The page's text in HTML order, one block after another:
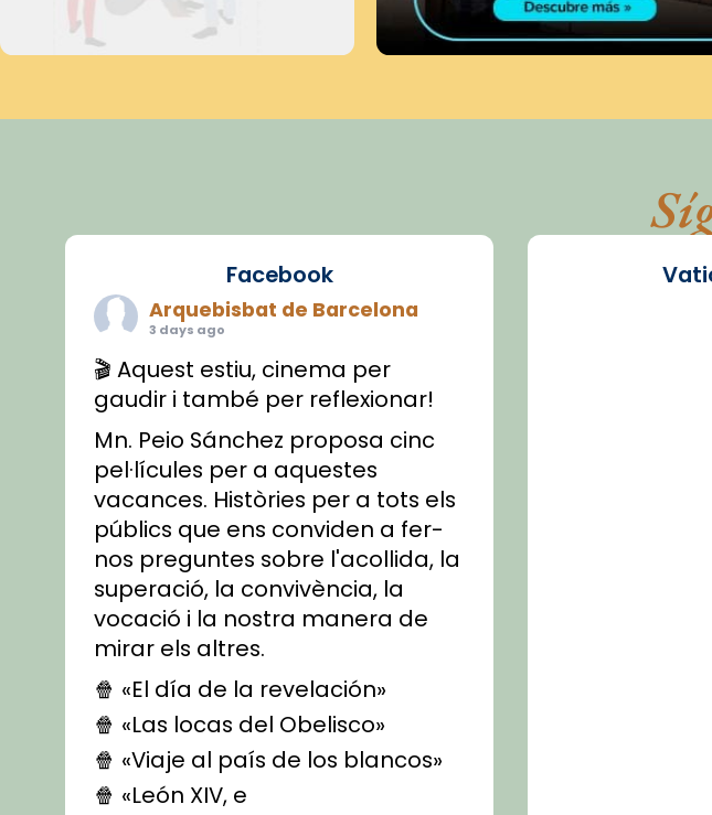
Facebook
Arquebisbat de Barcelona
3 days ago
🎬 Aquest estiu, cinema per
gaudir i també per reflexionar!
Mn. Peio Sánchez proposa cinc
pel·lícules per a aquestes
vacances. Històries per a tots els
públics que ens conviden a fer-
nos preguntes sobre l'acollida, la
superació, la convivència, la
vocació i la nostra manera de
mirar els altres.
🍿 «El día de la revelación»
🍿 «Las locas del Obelisco»
🍿 «Viaje al país de los blancos»
🍿 «León XIV, e